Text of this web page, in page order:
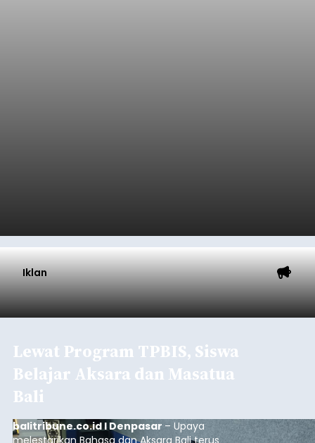
Iklan
Lewat Program TPBIS, Siswa
Belajar Aksara dan Masatua
Bali
balitribune.co.id I Denpasar – Upaya